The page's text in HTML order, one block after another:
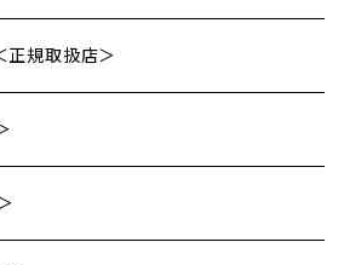
規取扱店＞